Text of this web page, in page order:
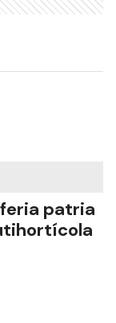
patria